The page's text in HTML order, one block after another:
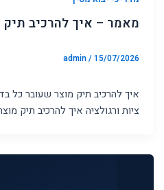
מאמר – איך להרכיב תיק
admin/15/07/2026
ציות ורגולציה איך להרכיב תיק